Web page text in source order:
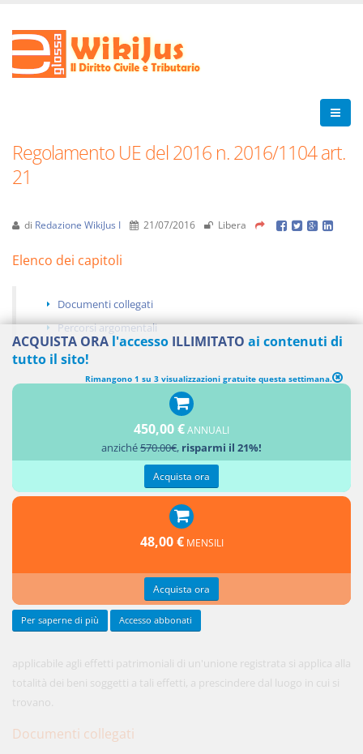
Regolamento UE del 2016 n. 2016/1104 art.
21
di Redazione WikiJus I 21/07/2016 Libera
Elenco dei capitoli
Documenti collegati
Percorsi argomentali
UNITÀ DELLA LEGGE APPLICABILE
applicabile agli effetti patrimoniali di un'unione registrata si applica alla
totalità dei beni soggetti a tali effetti, a prescindere dal luogo in cui si
trovano.
Documenti collegati
ACQUISTA ORA l'accesso ILLIMITATO ai contenuti di
tutto il sito!
Rimangono 1 su 3 visualizzazioni gratuite questa settimana.
450,00 €ANNUALI
anziché570.00€, risparmi il 21%!
Acquista ora
48,00 € MENSILI
Acquista ora
Per saperne di più Accesso abbonati